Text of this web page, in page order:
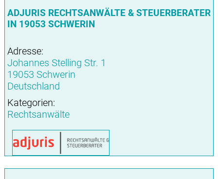
ADJURIS RECHTSANWÄLTE & STEUERBERATER
IN 19053 SCHWERIN
Adresse:
Johannes Stelling Str. 1
19053 Schwerin
Deutschland
Kategorien:
Rechtsanwälte